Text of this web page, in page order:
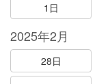
1日
2025年2月
28日